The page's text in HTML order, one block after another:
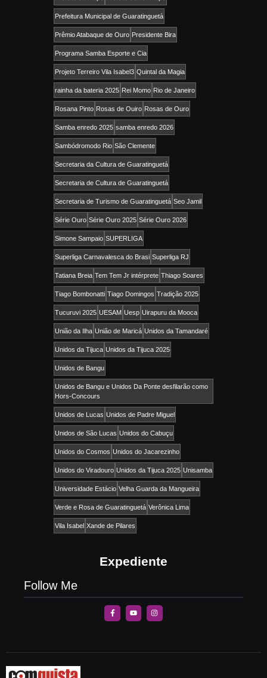
Prefeitura Municipal de Guaratinguetá
Prêmio Atabaque de Ouro Presidente Bira
Programa Samba Esporte e Cia
Projeto Terreiro Vila Isabel3 Quintal da Magia
rainha da bateria 2025 Rei Momo Rio de Janeiro
Rosana Pinto Rosas de Ouiro Rosas de Ouro
Samba enredo 2025 samba enredo 2026
Sambódromodo Rio São Clemente
Secretaria da Cultura de Guaratinguetá
Secretaria de Cultura de Guaratinguetá
Secretaria de Turismo de Guaratinguetá Seo Jamil
Série Ouro Série Ouro 2025 Série Ouro 2026
Simone Sampaio SUPERLIGA
Superliga Carnavalesca do Brasi Superliga RJ
Tatiana Breia Tem Tem Jr intérprete Thiago Soares
Tiago Bombonatti Tiago Domingos Tradição 2025
Tucuruvi 2025 UESAM Uesp Uirapuru da Mooca
União da Ilha União de Maricá Unidos da Tamandaré
Unidos da Tijuca Unidos da Tijuca 2025
Unidos de Bangu
Unidos de Bangu e Unidos Da Ponte desfilarão como
Hors-Concours
Unidos de Lucas Unidos de Padre Miguel
Unidos de São Lucas Unidos do Cabuçu
Unidos do Cosmos Unidos do Jacarezinho
Unidos do Viradouro Unidos da Tijuca 2025 Unisamba
Universidade Estácio Velha Guarda da Mangueira
Verde e Rosa de Guaratinguetá Verônica Lima
Vila Isabel Xande de Pilares
Expediente
Follow Me